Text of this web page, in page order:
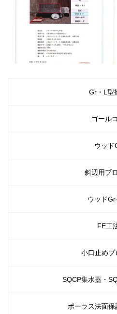
Gr・L型
ゴール
ウッド
斜辺用ブ
ウッド
FE工
小口止めブ
SQCP集水蓋・
ポーラス法面保